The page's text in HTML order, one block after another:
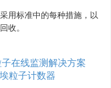
用标准中的每种措施，以
收。
在线监测解决方案
粒子计数器